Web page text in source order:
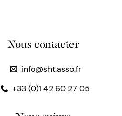
Nous contacter
info@sht.asso.fr
+33 (0)1 42 60 27 05